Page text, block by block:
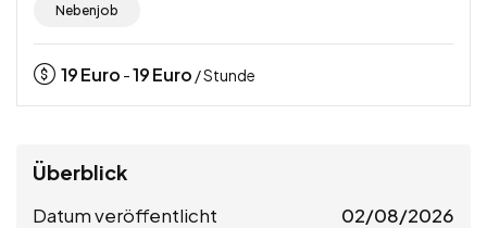
Nebenjob
19Euro -19Euro / Stunde
Überblick
Datum veröffentlicht 02/08/2026